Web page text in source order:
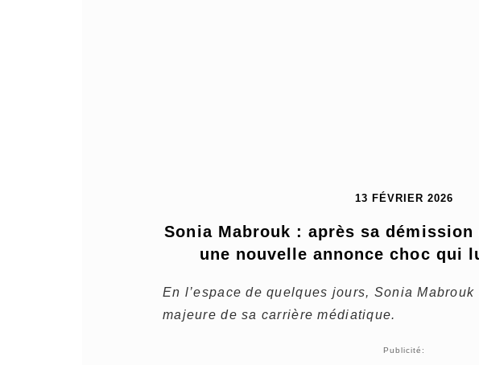
13 FÉVRIER 2026
Sonia Mabrouk : après sa
une nouvelle annonce choc qui
En l’espace de quelques jours, Sonia
majeure de sa carrière médiatique.
Publicité: